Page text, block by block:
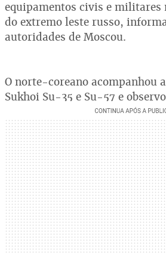
equipamentos civis e
do extremo leste russo,
autoridades de Moscou.
O norte-coreano acompanhou
Sukhoi Su-35 e Su-57 e